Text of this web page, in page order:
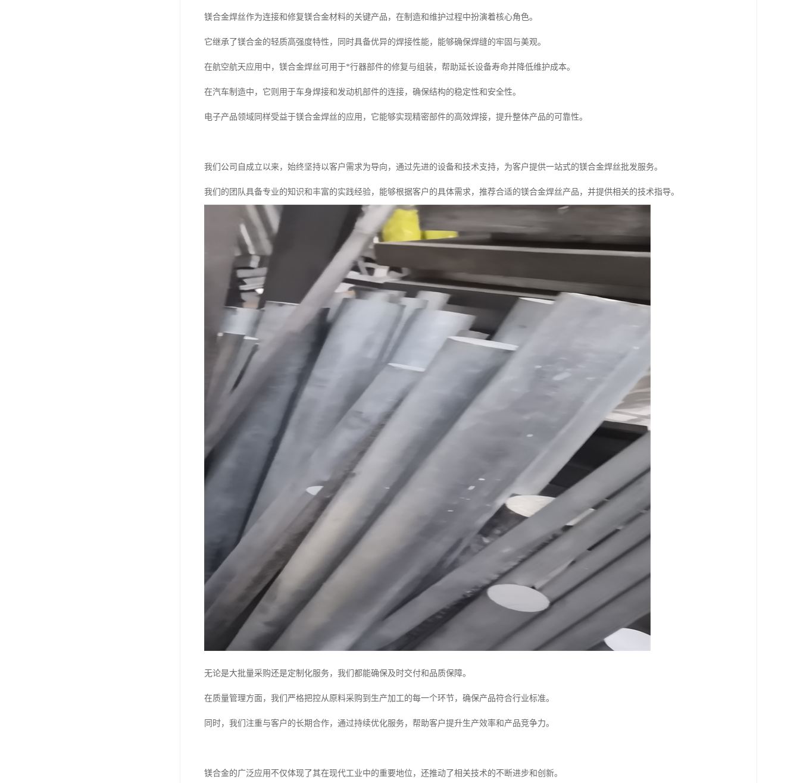
镁合金焊丝作为连接和修复镁合金材料的关键产品，在制造和维护过程中扮演着核心角色。
它继承了镁合金的轻质高强度特性，同时具备优异的焊接性能，能够确保焊缝的牢固与美观。
在航空航天应用中，镁合金焊丝可用于*行器部件的修复与组装，帮助延长设备寿命并降低维护成本。
在汽车制造中，它则用于车身焊接和发动机部件的连接，确保结构的稳定性和安全性。
电子产品领域同样受益于镁合金焊丝的应用，它能够实现精密部件的高效焊接，提升整体产品的可靠性。
我们公司自成立以来，始终坚持以客户需求为导向，通过先进的设备和技术支持，为客户提供一站式的镁合金焊丝批发服务。
我们的团队具备专业的知识和丰富的实践经验，能够根据客户的具体需求，推荐合适的镁合金焊丝产品，并提供相关的技术指导。
无论是大批量采购还是定制化服务，我们都能确保及时交付和品质保障。
在质量管理方面，我们严格把控从原料采购到生产加工的每一个环节，确保产品符合行业标准。
同时，我们注重与客户的长期合作，通过持续优化服务，帮助客户提升生产效率和产品竞争力。
镁合金的广泛应用不仅体现了其在现代工业中的重要地位，还推动了相关技术的不断进步和创新。